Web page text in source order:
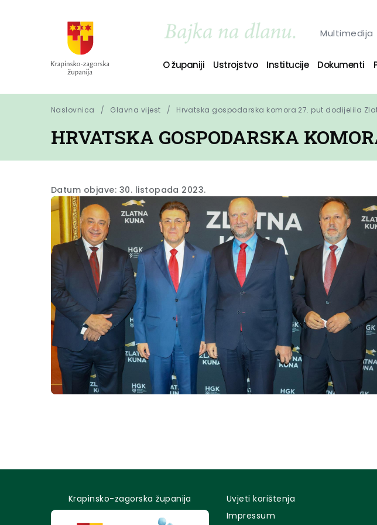
Multimedija
O županiji Ustrojstvo Institucije Dokumenti
Naslovnica Glavna vijest Hrvatska gospodarska komora 27. put dodijelila
HRVATSKA GOSPODARSKA
Datum objave: 30. listopada 2023.
Krapinsko-zagorska županija
Uvjeti korištenja
Impressum